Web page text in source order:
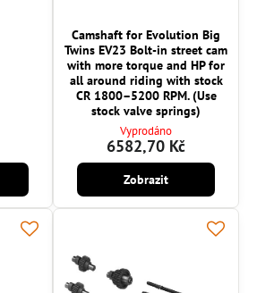
Camshaft for Evolution Big
Twins EV23 Bolt-in street cam
with more torque and HP for
all around riding with stock
CR 1800–5200 RPM. (Use
stock valve springs)
Vyprodáno
6582,70 Kč
Zobrazit